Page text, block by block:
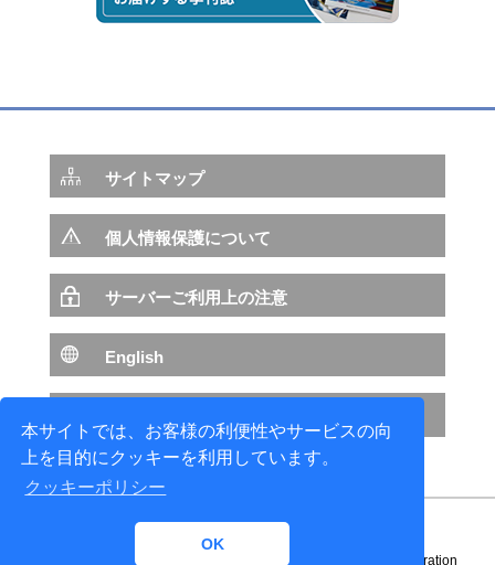
本サイトでは、お客様の利便性やサービスの向
上を目的にクッキーを利用しています。
クッキーポリシー
OK
TECHNIA PLM INNOVATION FORUM 2019のご報告
3DEXPERIENCE FORUM Japan 2019のご報告
2019年07月01日
ダッソー・システムズ株式会社との取り組みと
FY2018の活動における表彰
2019年01月01日
ものづくり変革のための意識変革
― 新しい時代の新しいものづくりの3DEXPERIENCEプラ
サイトマップ
個人情報保護について
サーバーご利用上の注意
English
2026 NTT DATA ENGINEERING SYSTEMS Corporation